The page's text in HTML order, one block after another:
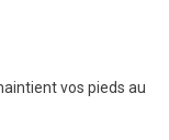
vos pieds au